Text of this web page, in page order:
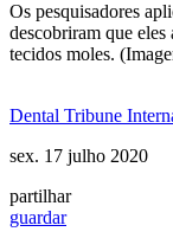
Os pesquisadores
descobriram que
tecidos moles.
Dental Tribune
sex. 17 julho 2020
partilhar
guardar